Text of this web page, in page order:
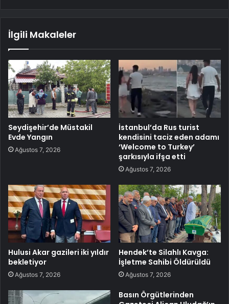
İlgili Makaleler
Seydişehir’de Müstakil
Evde Yangın
Ağustos 7, 2026
İstanbul’da Rus turist
kendisini taciz eden adamı
‘Welcome to Turkey’
şarkısıyla ifşa etti
Ağustos 7, 2026
Hulusi Akar gazileri iki yıldır
bekletiyor
Ağustos 7, 2026
Hendek’te Silahlı Kavga:
İşletme Sahibi Öldürüldü
Ağustos 7, 2026
Basın Örgütlerinden